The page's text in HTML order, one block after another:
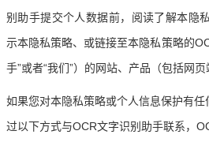
别助手提交个人数据前，阅读了解本隐
示本隐私策略、或链接至本隐私策略的
手”或者“我们”）的网站、产品（包括网
如果您对本隐私策略或个人信息保护有
过以下方式与OCR文字识别助手联系，